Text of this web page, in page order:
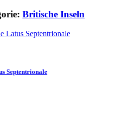
Britische Inseln
Septentrionale